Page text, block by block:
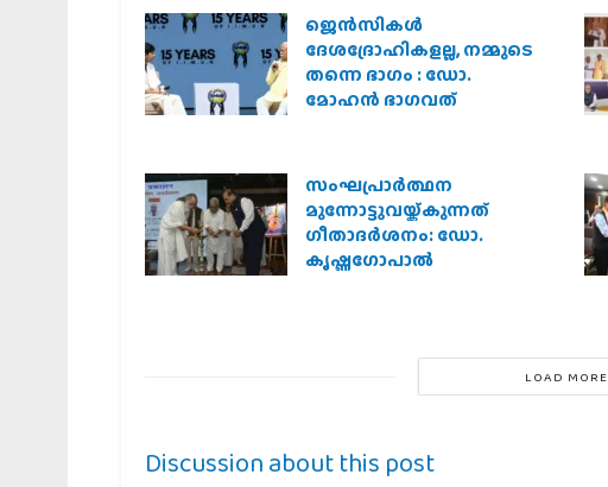
ജെന്‍സികള്‍
ദേശദ്രോഹികളല്ല, നമ്മുടെ
തന്നെ ഭാഗം : ഡോ.
മോഹന്‍ ഭാഗവത്
സംഘപ്രാര്‍ത്ഥന
മുന്നോട്ടുവയ്ക്കുന്നത്
ഗീതാദര്‍ശനം: ഡോ.
കൃഷ്ണഗോപാല്‍
LOAD MORE
Discussion about this post